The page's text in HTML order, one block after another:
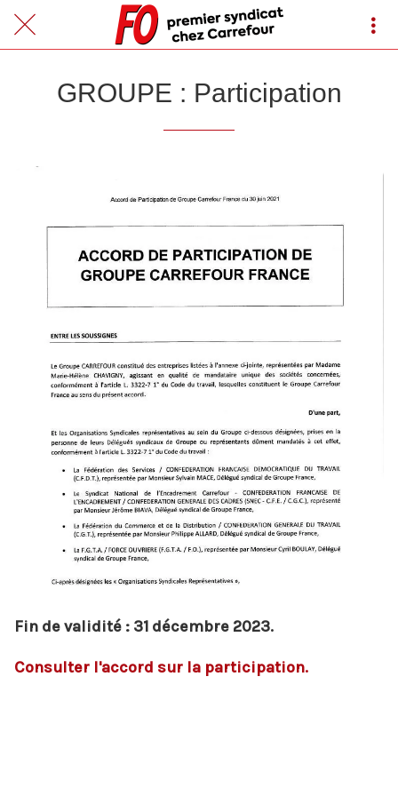
GROUPE : Participation
Fin de validité : 31 décembre 2023.
Consulter l'accord sur la participation.